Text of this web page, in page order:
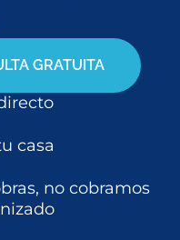
GRATUITA
casa
no cobramos